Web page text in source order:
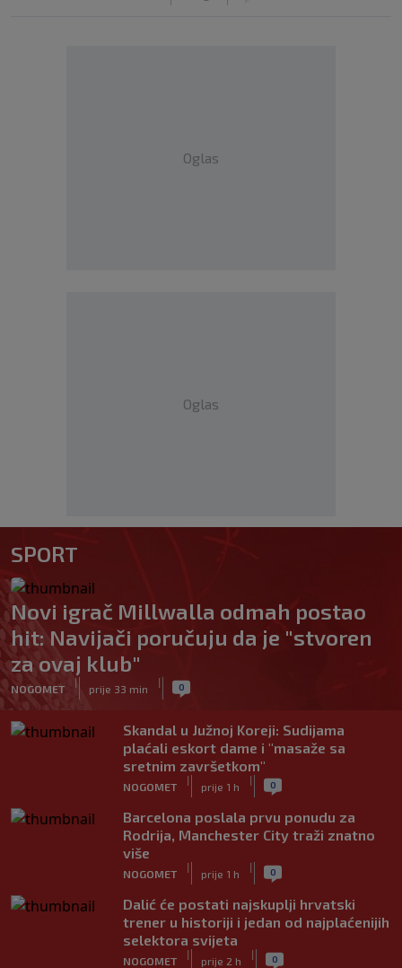
Oglas
Oglas
SPORT
Novi igrač Millwalla odmah postao
hit: Navijači poručuju da je "stvoren
za ovaj klub"
NOGOMET
|
prije 33 min
| 0
Skandal u Južnoj Koreji: Sudijama
plaćali eskort dame i "masaže sa
sretnim završetkom"
NOGOMET
|
prije 1 h
| 0
Barcelona poslala prvu ponudu za
Rodrija, Manchester City traži znatno
više
NOGOMET
|
prije 1 h
| 0
Dalić će postati najskuplji hrvatski
trener u historiji i jedan od najplaćenijih
selektora svijeta
NOGOMET
|
prije 2 h
| 0